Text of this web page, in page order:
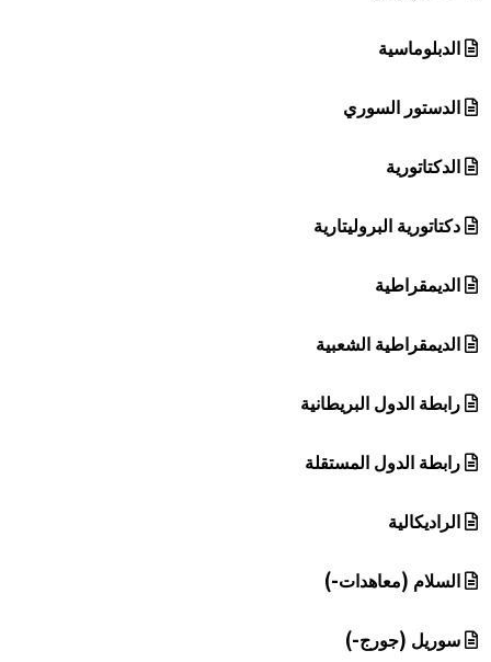
الدبلوماسية
الدستور السوري
الدكتاتورية
دكتاتورية البروليتارية
الديمقراطية
الديمقراطية الشعبية
رابطة الدول البريطانية
رابطة الدول المستقلة
الراديكالية
السلام (معاهدات-)
سوريل (جورج-)